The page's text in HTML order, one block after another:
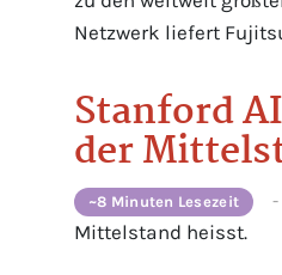
Netzwerk liefert
Stanford
der
~8 Minuten Lesezeit -
Mittelstand heisst.